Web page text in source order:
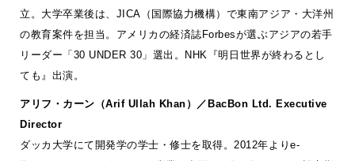
立。大学卒業後は、JICA（国際協力機構）で東南アジア・大洋州
の教育案件を担当。アメリカの経済誌Forbesが選ぶアジアの若手
リーダー「30 UNDER 30」選出。NHK『明日世界が終わるとし
ても』出演。
アリフ・カーン（Arif Ullah Khan）／BacBon Ltd. Executive
Director
ダッカ大学にて開発学の学士・修士を取得。2012年よりe-